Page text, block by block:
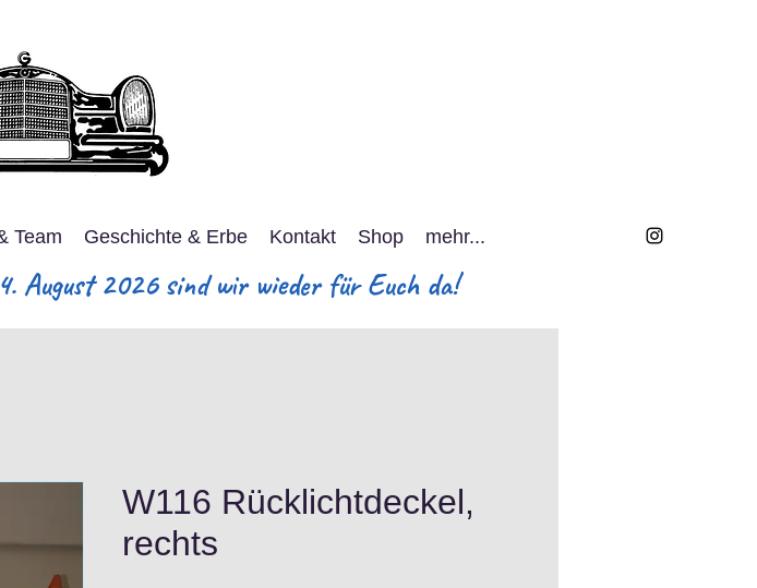
Team Geschichte & Erbe Kontakt Shop mehr...
August 2026 sind wir wieder für Euch da!
W116 Rücklichtdeckel,
rechts